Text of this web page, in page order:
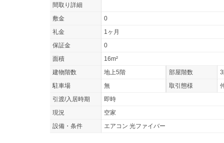
間取り詳細
敷金
0
礼金
1ヶ月
保証金
0
面積
16m²
建物階数
地上5階 部屋階数
駐車場
無 取引態様
引渡/入居時期
即時
現況
空家
設備・条件
エアコン 光ファイバー